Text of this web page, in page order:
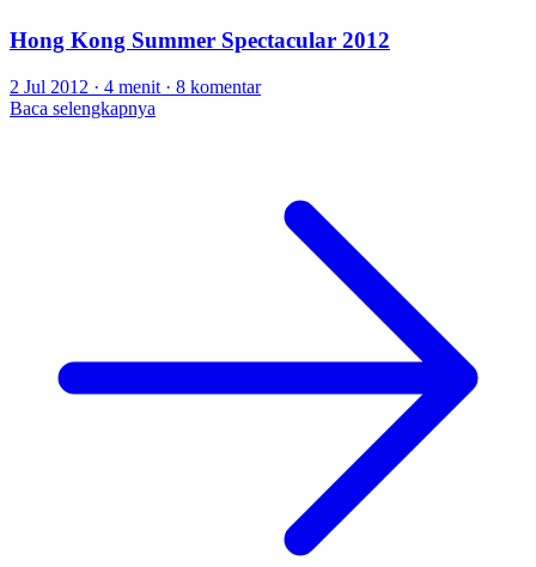
Hong Kong Summer Spectacular 2012
2 Jul 2012 · 4 menit · 8 komentar
Baca selengkapnya